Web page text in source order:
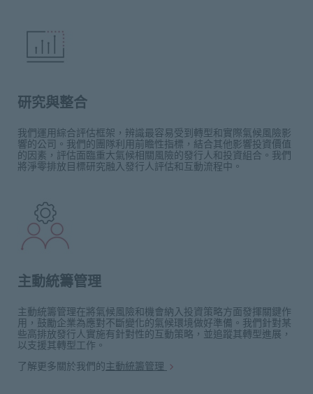
研究與整合
我們運用綜合評估框架，辨識最容易受到轉型和實際氣候風險影
響的公司。我們的團隊利用前瞻性指標，結合其他影響投資價值
的因素，評估面臨重大氣候相關風險的發行人和投資組合。我們
將淨零排放目標研究融入發行人評估和互動流程中。
主動統籌管理
主動統籌管理在將氣候風險和機會納入投資策略方面發揮關鍵作
用，鼓勵企業為應對不斷變化的氣候環境做好準備。我們針對某
些高排放發行人實施有針對性的互動策略，並追蹤其轉型進展，
以支援其轉型工作。
了解更多關於我們的主動統籌管理